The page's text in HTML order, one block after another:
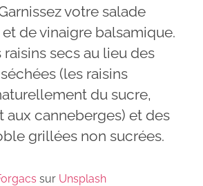
votre salade
et de vinaigre balsamique.
secs au lieu des
(les raisins
du sucre,
aux canneberges) et des
grillées non sucrées.
sur Unsplash